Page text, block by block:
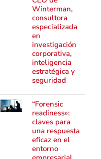
Winterman,
consultora
especializada
en
investigación
corporativa,
inteligencia
estratégica y
seguridad
“Forensic
readiness»:
claves para
una respuesta
eficaz en el
entorno